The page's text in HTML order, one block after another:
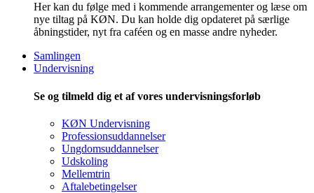
Her kan du følge med i kommende arrangementer og læse om
nye tiltag på KØN. Du kan holde dig opdateret på særlige
åbningstider, nyt fra caféen og en masse andre nyheder.
Samlingen
Undervisning
Se og tilmeld dig et af vores undervisningsforløb
KØN Undervisning
Professionsuddannelser
Ungdomsuddannelser
Udskoling
Mellemtrin
Aftalebetingelser